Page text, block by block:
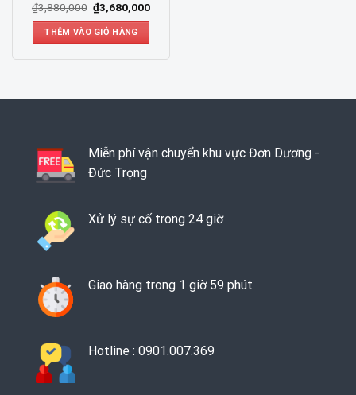
₫3,880,000 ₫3,680,000
THÊM VÀO GIỎ HÀNG
Miễn phí vận chuyển khu vực Đơn Dương -
Đức Trọng
Xử lý sự cố trong 24 giờ
Giao hàng trong 1 giờ 59 phút
Hotline : 0901.007.369